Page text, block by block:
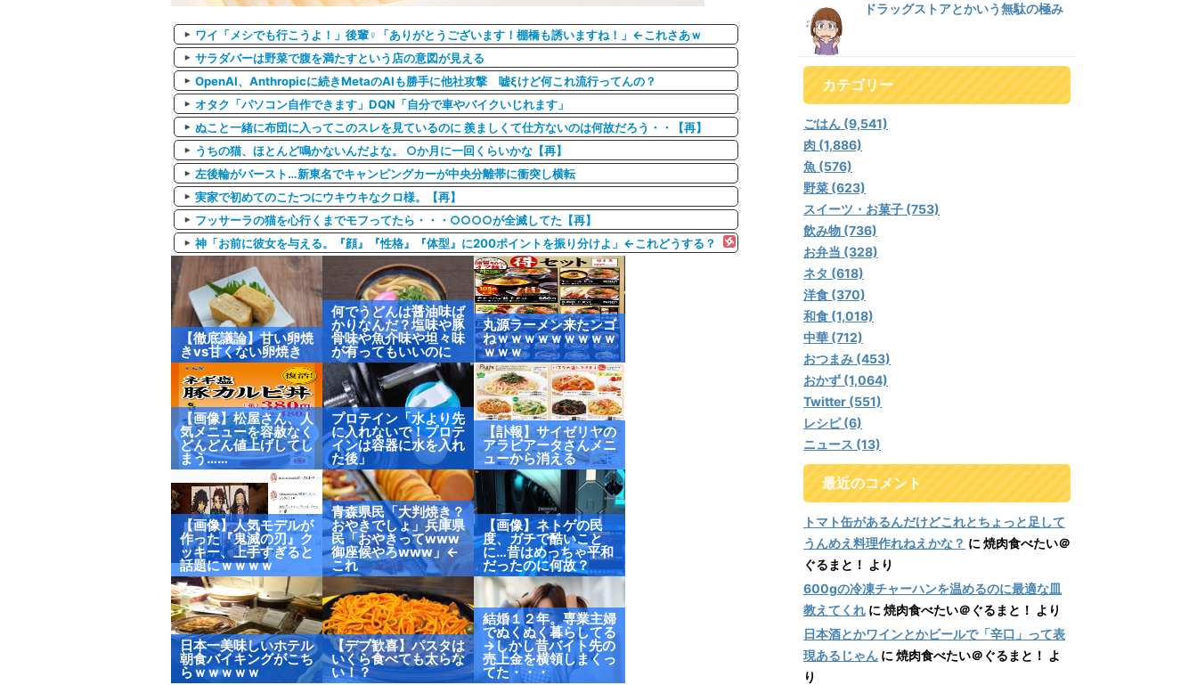
ワイ「メシでも行こうよ！」後輩♀「ありがとうございます！棚橋も誘いますね！」←これさあｗ
サラダバーは野菜で腹を満たすという店の意図が見える
OpenAI、Anthropicに続きMetaのAIも勝手に他社攻撃 嘘ξけど何これ流行ってんの？
オタク「パソコン自作できます」DQN「自分で車やバイクいじれます」
ぬこと一緒に布団に入ってこのスレを見ているのに 羨ましくて仕方ないのは何故だろう・・【再】
うちの猫、ほとんど鳴かないんだよな。 ○か月に一回くらいかな【再】
左後輪がバースト…新東名でキャンピングカーが中央分離帯に衝突し横転
実家で初めてのこたつにウキウキなクロ様。【再】
フッサーラの猫を心行くまでモフってたら・・・○○○○が全滅してた【再】
神「お前に彼女を与える。『顔』『性格』『体型』に200ポイントを振り分けよ」←これどうする？
【徹底議論】甘い卵焼
きvs甘くない卵焼き
何でうどんは醤油味ば
かりなんだ？塩味や豚
骨味や魚介味や坦々味
が有ってもいいのに
丸源ラーメン来たンゴ
ねｗｗｗｗｗｗｗｗｗ
ｗｗｗ
【画像】松屋さん、人
気メニューを容赦なく
どんどん値上げしてし
まう……
プロテイン「水より先
に入れないで！プロテ
インは容器に水を入れ
た後」
【訃報】サイゼリヤの
アラビアータさんメニ
ューから消える
【画像】人気モデルが
作った『鬼滅の刃』ク
ッキー、上手すぎると
話題にｗｗｗｗ
青森県民「大判焼き？
おやきでしょ」兵庫県
民「おやきってwww
御座候やろwww」←
これ
【画像】ネトゲの民
度、ガチで酷いこと
に…昔はめっちゃ平和
だったのに何故？
日本一美味しいホテル
朝食バイキングがこち
らｗｗｗｗｗ
【デブ歓喜】パスタは
いくら食べても太らな
い！？
結婚１２年。専業主婦
でぬくぬく暮らしてる
→しかし昔バイト先の
売上金を横領しまくっ
てた・・・
ドラッグストアとかいう無駄の極み
カテゴリー
ごはん (9,541)
肉 (1,886)
魚 (576)
野菜 (623)
スイーツ・お菓子 (753)
飲み物 (736)
お弁当 (328)
ネタ (618)
洋食 (370)
和食 (1,018)
中華 (712)
おつまみ (453)
おかず (1,064)
Twitter (551)
レシピ (6)
ニュース (13)
最近のコメント
トマト缶があるんだけどこれとちょっと足して
うんめえ料理作れねえかな？ に 焼肉食べたい＠
ぐるまと！ より
600gの冷凍チャーハンを温めるのに最適な皿
教えてくれ に 焼肉食べたい＠ぐるまと！ より
日本酒とかワインとかビールで「辛口」って表
現あるじゃん に 焼肉食べたい＠ぐるまと！ よ
り